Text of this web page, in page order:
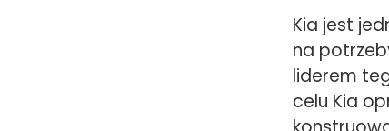
Kia jest
na
liderem
celu Kia